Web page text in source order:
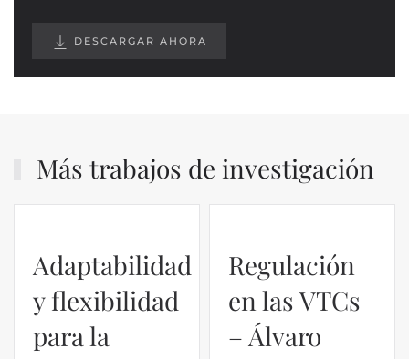
DESCARGAR AHORA
Más trabajos de investigación
Regulación
en las VTCs
– Álvaro